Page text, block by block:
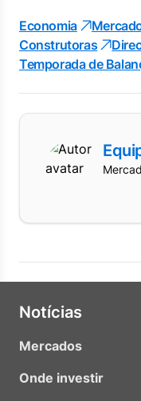
Economia
Construtoras
Temporada de
Notícias
Mercados
Onde investir